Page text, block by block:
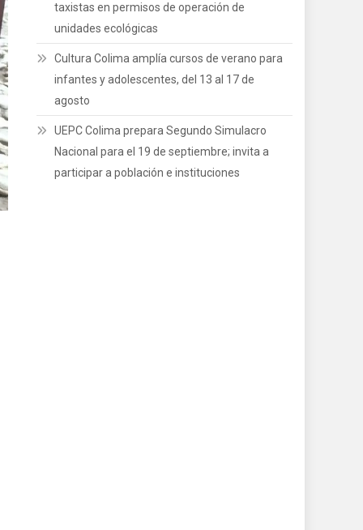
taxistas en permisos de operación de
unidades ecológicas
Cultura Colima amplía cursos de verano para
infantes y adolescentes, del 13 al 17 de
agosto
UEPC Colima prepara Segundo Simulacro
Nacional para el 19 de septiembre; invita a
participar a población e instituciones